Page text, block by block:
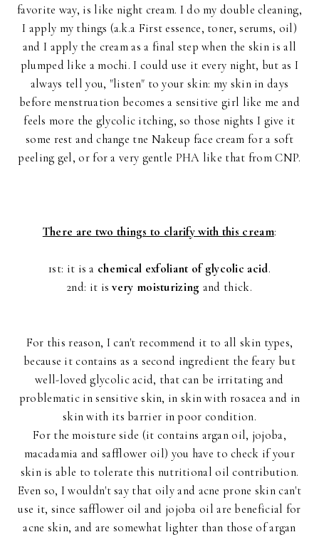
favorite way, is like night cream. I do my double cleaning,
I apply my things (a.k.a First essence, toner, serums, oil)
and I apply the cream as a final step when the skin is all
plumped like a mochi. I could use it every night, but as I
always tell you, "listen" to your skin: my skin in days
before menstruation becomes a sensitive girl like me and
feels more the glycolic itching, so those nights I give it
some rest and change tne Nakeup face cream for a soft
peeling gel, or for a very gentle PHA like that from CNP.
There are two things to clarify with this cream:
1st: it is a chemical exfoliant of glycolic acid.
2nd: it isvery moisturizing and thick.
For this reason, I can't recommend it to all skin types,
because it contains as a second ingredient the feary but
well-loved glycolic acid, that can be irritating and
problematic in sensitive skin, in skin with rosacea and in
skin with its barrier in poor condition.
For the moisture side (it contains argan oil, jojoba,
macadamia and safflower oil) you have to check if your
skin is able to tolerate this nutritional oil contribution.
Even so, I wouldn't say that oily and acne prone skin can't
use it, since safflower oil and jojoba oil are beneficial for
acne skin, and are somewhat lighter than those of argan